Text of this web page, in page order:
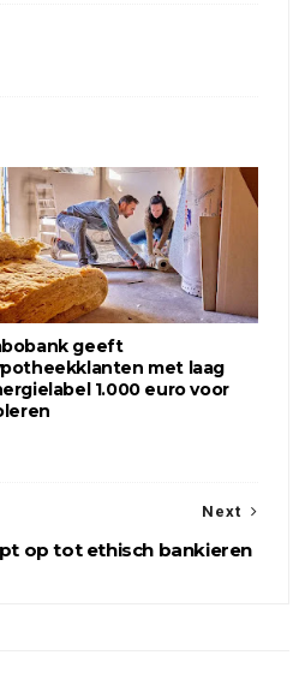
geeft
met laag
1.000 euro voor
Next
op tot ethisch bankieren